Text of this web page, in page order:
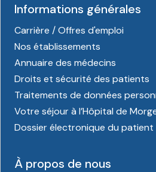
Informations générales
Carrière / Offres d'emploi
Nos établissements
Annuaire des médecins
Droits et sécurité des patients
Traitements de données
Votre séjour à l’Hôpital de
Dossier électronique du patient
À propos de nous